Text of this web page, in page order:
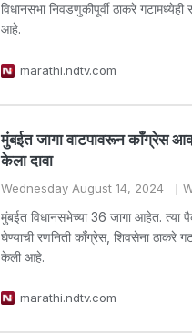
विधानसभा निवडणुकीपूर्वी ठाकरे
आहे.
marathi.ndtv.com
मुंबईत जागा वाटपावरून काँग्रेस
केला दावा
Wednesday August 14, 2024
मुंबईत विधानसभेच्या 36 जागा आहेत. त्या
घेण्याची रणनिती काँग्रेस, शिवसेना ठाकरे
केली आहे.
marathi.ndtv.com